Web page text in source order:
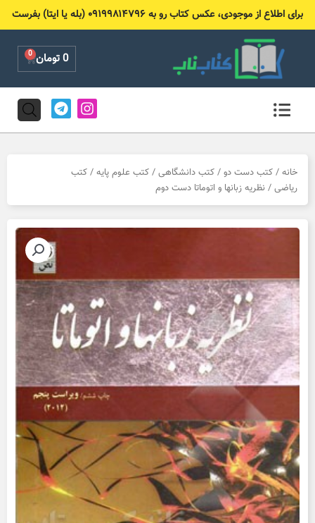
برای اطلاع از موجودی، عکس کتاب رو به ۰۹۱۹۹۸۱۴۷۹۶ (بله یا ایتا) بفرست
0تومان 0
Cart
I
n
s
g
a
T
e
l
m
خانه / کتب دست دو / کتب دانشگاهی / کتب علوم پایه / کتب
ریاضی / نظریه زبانها و اتوماتا دست دوم